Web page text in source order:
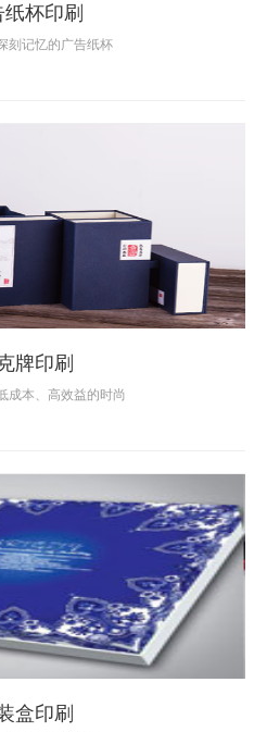
纸杯印刷
刻记忆的广告纸杯
牌印刷
成本、高效益的时尚
盒印刷